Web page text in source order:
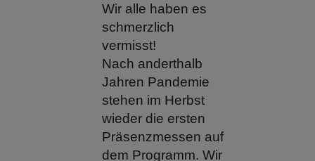
Wir alle haben es
schmerzlich
vermisst!
Nach anderthalb
Jahren Pandemie
stehen im Herbst
wieder die ersten
Präsenzmessen auf
dem Programm. Wir